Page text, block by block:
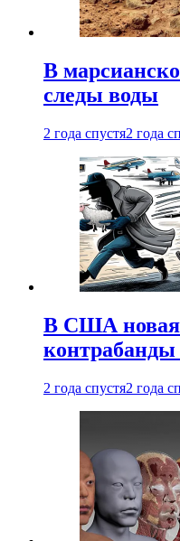
В
следы воды
2 года спустя2 года
В США
2 года спустя2 года